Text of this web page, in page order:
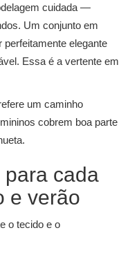
cuidada —
Um conjunto em
elegante
Essa é a vertente em
um caminho
cobrem boa parte
cada
e verão
o tecido e o